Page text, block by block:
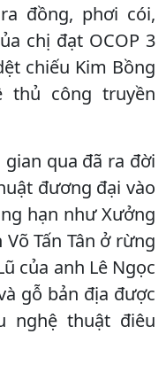
đồng, phơi cói,
chị đạt OCOP 3
chiếu Kim Bồng
thủ công truyền
qua đã ra đời
đương đại vào
hạn như Xưởng
Tấn Tân ở rừng
của anh Lê Ngọc
gỗ bản địa được
nghệ thuật điêu